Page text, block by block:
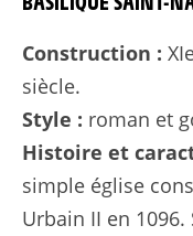
Construction :
siècle.
Style : roman et
Histoire et
simple église
Urbain II en